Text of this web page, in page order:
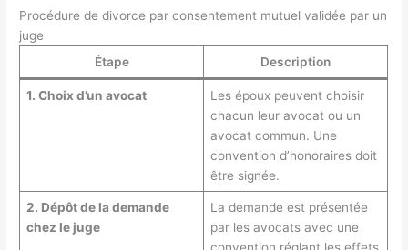
Procédure de divorce par consentement mutuel validée par un
juge
Étape
Description
1. Choix d’un avocat
Les époux peuvent choisir
chacun leur avocat ou un
avocat commun. Une
convention d’honoraires doit
être signée.
2. Dépôt de la demande
chez le juge
La demande est présentée
par les avocats avec une
convention réglant les effets